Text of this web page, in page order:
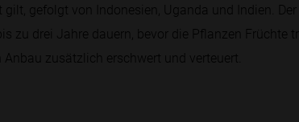
gefolgt von Indonesien, Uganda und Indien. Der
zu drei Jahre dauern, bevor die Pflanzen Früchte
zusätzlich erschwert und verteuert.